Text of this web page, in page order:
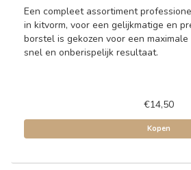
Een compleet assortiment
in kitvorm, voor een gelijkmatige en
borstel is gekozen voor een
snel en onberispelijk resultaat.
€14,50
Kopen